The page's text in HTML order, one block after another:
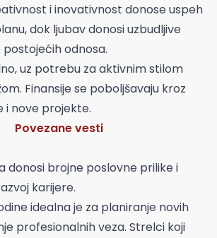
i inovativnost donose uspeh
dok ljubav donosi uzbudljive
odnosa.
uz potrebu za aktivnim stilom
Finansije se poboljšavaju kroz
i nove projekte.
Povezane vesti
donosi brojne poslovne prilike i
karijere.
idealna je za planiranje novih
profesionalnih veza. Strelci koji